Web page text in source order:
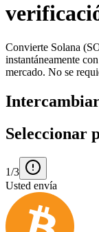
Convierte Solana
instantáneamente
mercado. No se
Seleccionar
1/3
Usted envía